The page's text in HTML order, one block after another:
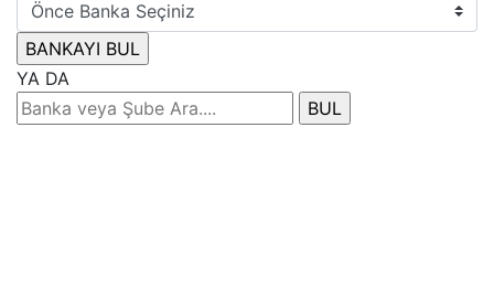
YA DA